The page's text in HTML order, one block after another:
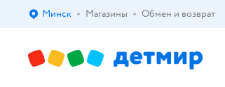
Выбор адреса доставки.
Минск Магазины Обмен и возврат